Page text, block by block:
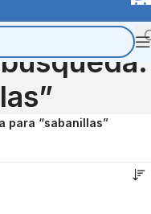
para “sabanillas”